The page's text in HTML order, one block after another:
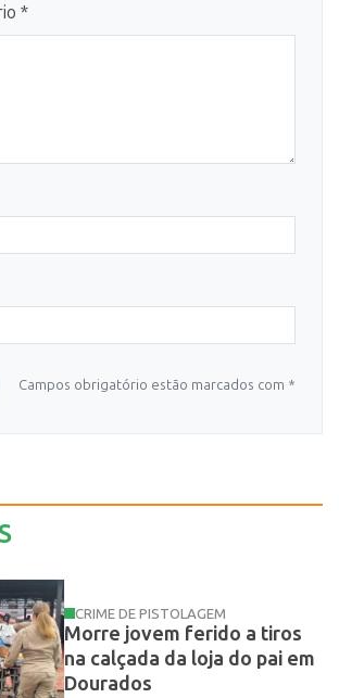
*
Campos obrigatório estão marcados com *
CRIME DE PISTOLAGEM
Morre jovem ferido a tiros
na calçada da loja do pai em
Dourados